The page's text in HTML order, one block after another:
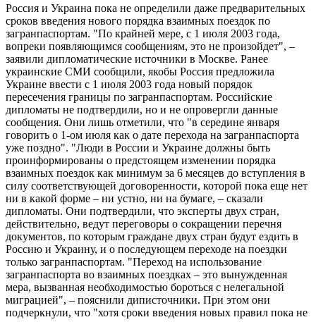
Россия и Украина пока не определили даже предварительных
сроков введения нового порядка взаимных поездок по
загранпаспортам. "По крайней мере, с 1 июля 2003 года,
вопреки появляющимся сообщениям, это не произойдет", –
заявили дипломатические источники в Москве. Ранее
украинские СМИ сообщили, якобы Россия предложила
Украине ввести с 1 июля 2003 года новый порядок
пересечения границы по загранпаспортам. Российские
дипломаты не подтвердили, но и не опровергли данные
сообщения. Они лишь отметили, что "в середине января
говорить о 1-ом июля как о дате перехода на загранпаспорта
уже поздно". "Люди в России и Украине должны быть
проинформированы о предстоящем изменении порядка
взаимных поездок как минимум за 6 месяцев до вступления в
силу соответствующей договоренности, которой пока еще нет
ни в какой форме – ни устно, ни на бумаге, – сказали
дипломаты. Они подтвердили, что эксперты двух стран,
действительно, ведут переговоры о сокращении перечня
документов, по которым граждане двух стран будут ездить в
Россию и Украину, и о последующем переходе на поездки
только загранпаспортам. "Переход на использование
загранпаспорта во взаимных поездках – это вынужденная
мера, вызванная необходимостью бороться с нелегальной
миграцией", – пояснили диписточники. При этом они
подчеркнули, что "хотя сроки введения новых правил пока не